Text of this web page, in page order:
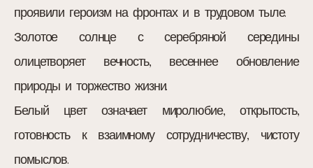
проявили героизм на фронтах и в трудовом тыле.
Золотое солнце с серебряной середины
олицетворяет вечность, весеннее обновление
природы и торжество жизни.
Белый цвет означает миролюбие, открытость,
готовность к взаимному сотрудничеству, чистоту
помыслов.